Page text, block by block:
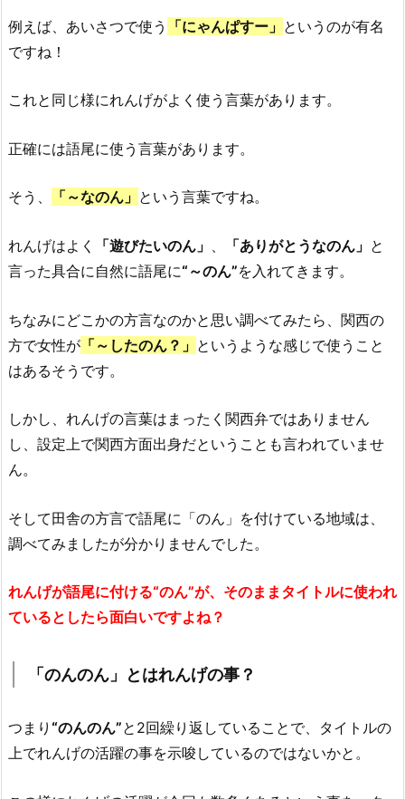
例えば、あいさつで使う 「にゃんぱすー」 というのが有名
ですね！
これと同じ様にれんげがよく使う言葉があります。
正確には語尾に使う言葉があります。
そう、 「～なのん」 という言葉ですね。
れんげはよく 「遊びたいのん」 、 「ありがとうなのん」 と
言った具合に自然に語尾に“～のん”を入れてきます。
ちなみにどこかの方言なのかと思い調べてみたら、関西の
方で女性が 「～したのん？」 というような感じで使うこと
はあるそうです。
しかし、れんげの言葉はまったく関西弁ではありません
し、設定上で関西方面出身だということも言われていませ
ん。
そして田舎の方言で語尾に「のん」を付けている地域は、
調べてみましたが分かりませんでした。
れんげが語尾に付ける“のん”が、そのままタイトルに使われ
ているとしたら面白いですよね？
「のんのん」とはれんげの事？
つまり “のんのん”と2回繰り返していることで、タイトルの
上でれんげの活躍の事を示唆しているのではないかと。